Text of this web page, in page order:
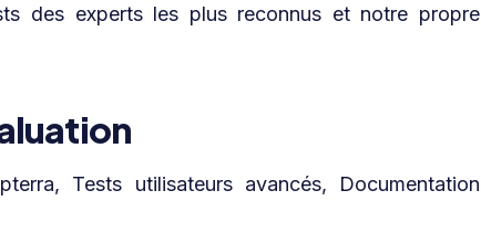
des experts les plus reconnus et notre propre
Tests utilisateurs avancés, Documentation